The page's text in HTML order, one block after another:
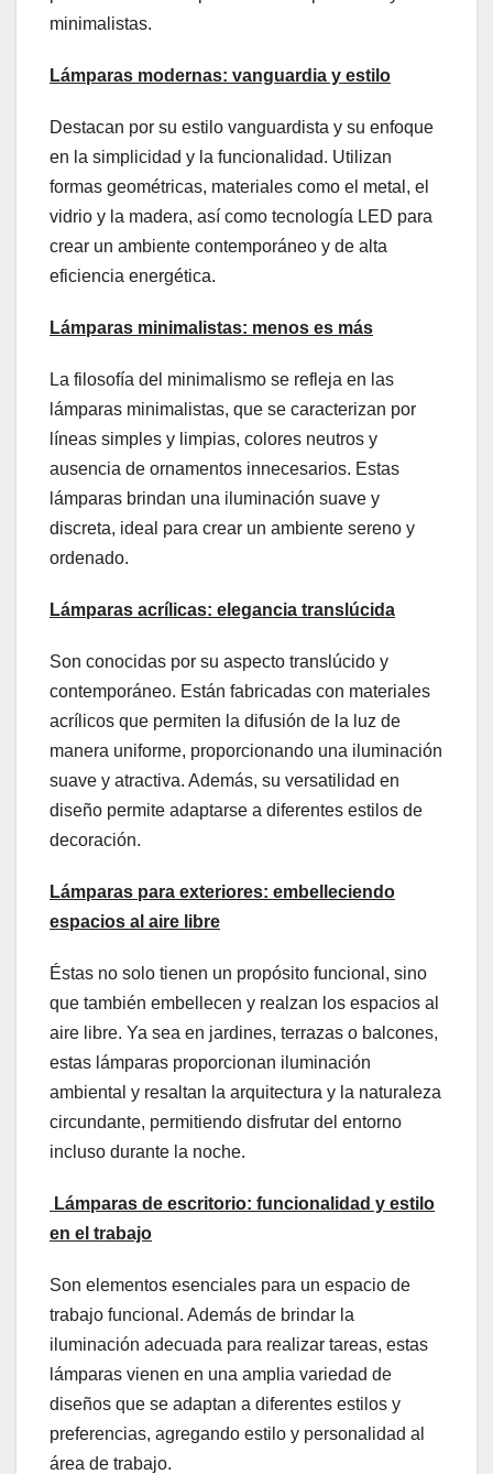
minimalistas.
Lámparas modernas: vanguardia y estilo
Destacan por su estilo vanguardista y su enfoque
en la simplicidad y la funcionalidad. Utilizan
formas geométricas, materiales como el metal, el
vidrio y la madera, así como tecnología LED para
crear un ambiente contemporáneo y de alta
eficiencia energética.
Lámparas minimalistas: menos es más
La filosofía del minimalismo se refleja en las
lámparas minimalistas, que se caracterizan por
líneas simples y limpias, colores neutros y
ausencia de ornamentos innecesarios. Estas
lámparas brindan una iluminación suave y
discreta, ideal para crear un ambiente sereno y
ordenado.
Lámparas acrílicas: e legancia translúcida
Son conocidas por su aspecto translúcido y
contemporáneo. Están fabricadas con materiales
acrílicos que permiten la difusión de la luz de
manera uniforme, proporcionando una iluminación
suave y atractiva. Además, su versatilidad en
diseño permite adaptarse a diferentes estilos de
decoración.
Lámparas para exteriores: embelleciendo
espacios a aire ibre
Éstas no solo tienen un propósito funcional, sino
que también embellecen y realzan los espacios al
aire libre. Ya sea en jardines, terrazas o balcones,
estas lámparas proporcionan iluminación
ambiental y resaltan la arquitectura y la naturaleza
circundante, permitiendo disfrutar del entorno
incluso durante la noche.
Lámparas de escritorio: funcionalidad y estilo
en el trabajo
Son elementos esenciales para un espacio de
trabajo funcional. Además de brindar la
iluminación adecuada para realizar tareas, estas
lámparas vienen en una amplia variedad de
diseños que se adaptan a diferentes estilos y
preferencias, agregando estilo y personalidad al
área de trabajo.